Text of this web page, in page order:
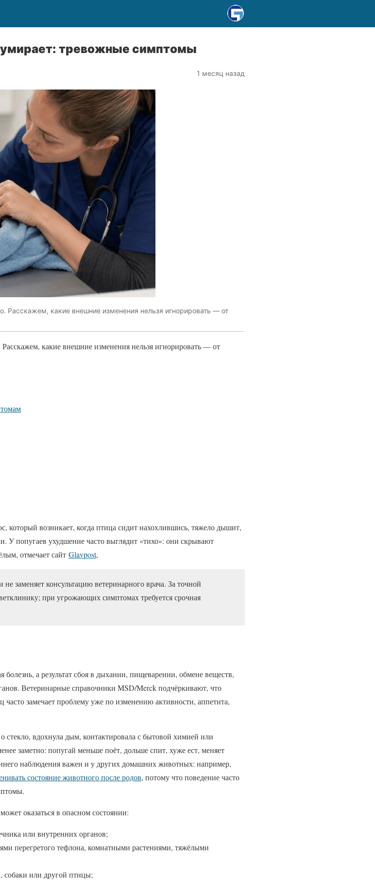
умирает: тревожные симптомы
1 месяц назад
Расскажем, какие внешние изменения нельзя игнорировать — от
какие внешние изменения нельзя игнорировать — от
который возникает, когда птица сидит нахохлившись, тяжело дышит,
У попугаев ухудшение часто выглядит «тихо»: они скрывают
отмечает сайт Glavpost,
заменяет консультацию ветеринарного врача. За точной
при угрожающих симптомах требуется срочная
а результат сбоя в дыхании, пищеварении, обмене веществ,
Ветеринарные справочники MSD/Merck подчёркивают, что
замечает проблему уже по изменению активности, аппетита,
стекло, вдохнула дым, контактировала с бытовой химией или
заметно: попугай меньше поёт, дольше спит, хуже ест, меняет
наблюдения важен и у других домашних животных: например,
состояние животного после родов, потому что поведение часто
оказаться в опасном состоянии:
или внутренних органов;
перегретого тефлона, комнатными растениями, тяжёлыми
собаки или другой птицы;